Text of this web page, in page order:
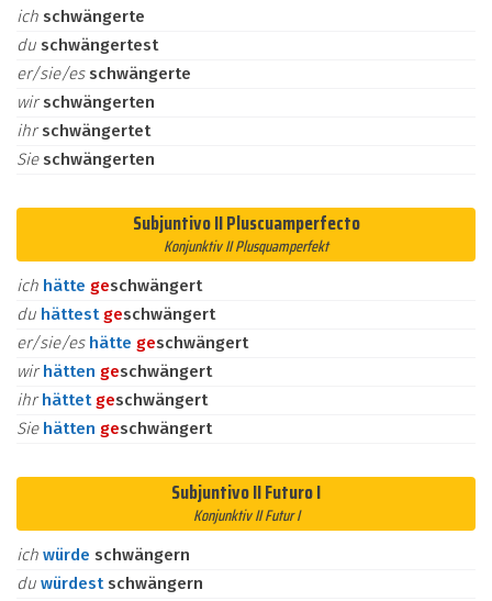
ich schwängerte
du schwängertest
er/sie/es schwängerte
wirschwängerten
ihrschwängertet
Sie schwängerten
Subjuntivo II Pluscuamperfecto
Konjunktiv II Plusquamperfekt
ich hätte geschwängert
du hättest geschwängert
er/sie/es hätte geschwängert
wirhätten geschwängert
ihrhättet geschwängert
Sie hätten geschwängert
Subjuntivo II Futuro I
Konjunktiv II Futur I
ich würde schwängern
du würdest schwängern